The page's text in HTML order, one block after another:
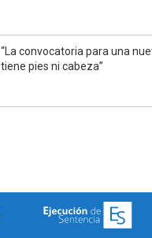
“La convocatoria para una
tiene pies ni cabeza”